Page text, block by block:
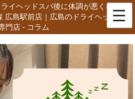
イヘッドスパ後に体調が悪くなっ
広島駅前店｜広島のドライヘッドスパ
門店 - コラム